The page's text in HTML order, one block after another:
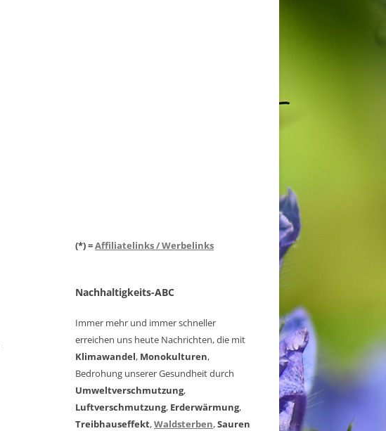
(*) =Affiliatelinks / Werbelinks
Nachhaltigkeits-ABC
Immer mehr und immer schneller
erreichen uns heute Nachrichten, die mit
Klimawandel, Monokulturen,
Bedrohung unserer Gesundheit durch
Umweltverschmutzung,
Luftverschmutzung, Erderwärmung,
Treibhauseffekt,Waldsterben,Sauren